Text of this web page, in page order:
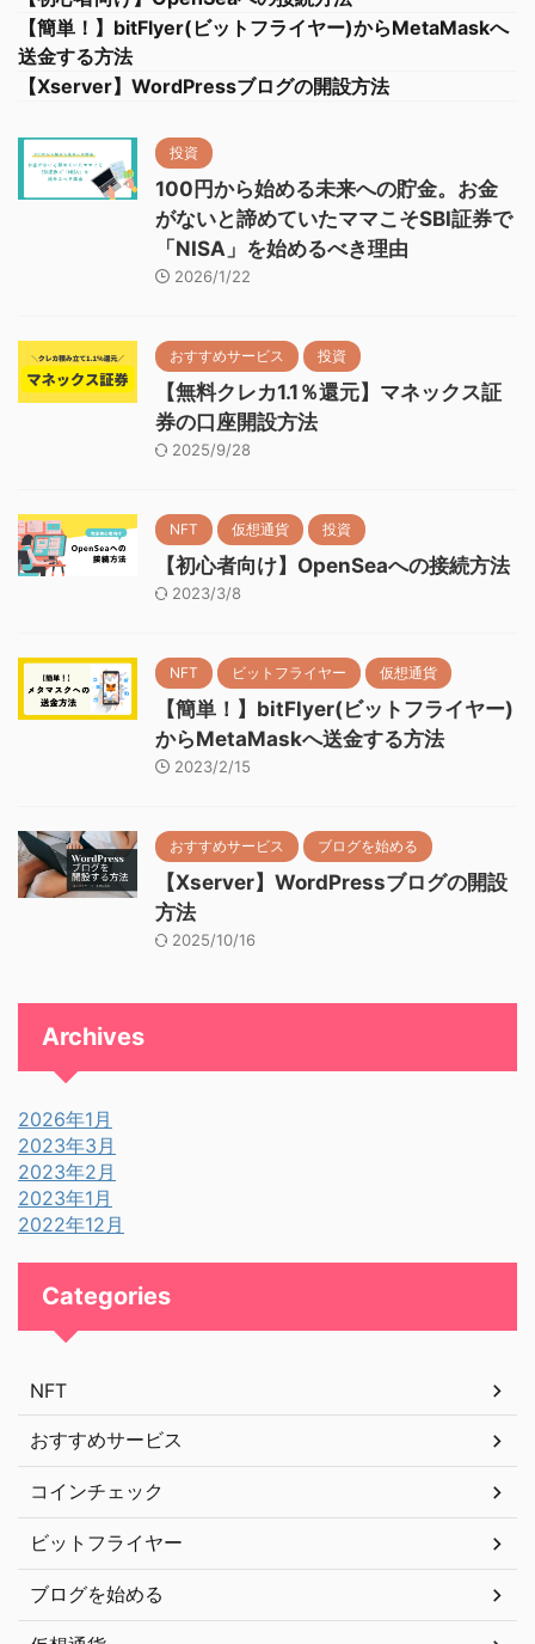
【簡単！】bitFlyer(ビットフライヤー)からMetaMaskへ
送金する方法
【Xserver】WordPressブログの開設方法
投資
100円から始める未来への貯金。お金
がないと諦めていたママこそSBI証券で
「NISA」を始めるべき理由
2026/1/22
おすすめサービス 投資
【無料クレカ1.1％還元】マネックス証
券の口座開設方法
2025/9/28
NFT 仮想通貨 投資
【初心者向け】OpenSeaへの接続方法
2023/3/8
NFT ビットフライヤー 仮想通貨
【簡単！】bitFlyer(ビットフライヤー)
からMetaMaskへ送金する方法
2023/2/15
おすすめサービス ブログを始める
【Xserver】WordPressブログの開設
方法
2025/10/16
Archives
2026年1月
2023年3月
2023年2月
2023年1月
2022年12月
Categories
NFT
おすすめサービス
コインチェック
ビットフライヤー
ブログを始める